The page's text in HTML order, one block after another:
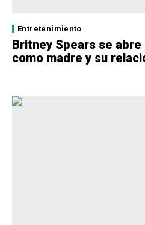
Entretenimiento
Britney Spears se
como madre y su